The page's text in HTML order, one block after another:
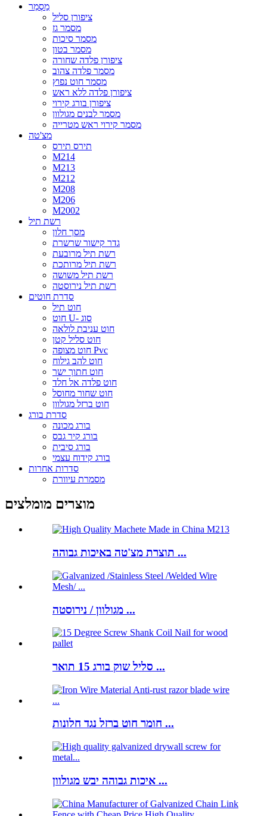
מַסְמֵר
ציפורן סליל
מסמר גז
מסמר סיכות
מסמר בטון
ציפורן פלדה שחורה
מסמר פלדה צהוב
מסמר חוט נפוץ
ציפורן פלדה ללא ראש
ציפורן בורג קירוי
מסמר לבנים מגולוון
מסמר קירוי ראש מטרייה
מצ'טה
תירס תירס
M214
M213
M212
M208
M206
M2002
רשת תיל
מסך חלון
גדר קישור שרשרת
רשת תיל מרובעת
רשת תיל מרותכת
רשת תיל משושה
רשת תיל נירוסטה
סדרת חוטים
חוט תיל
חוט U- סוג
חוט עניבת לולאה
חוט סליל קטן
חוט מצופה Pvc
חוט להב גילוח
חוט חתוך ישר
חוט פלדה אל חלד
חוט שחור מחוסל
חוט ברזל מגולוון
סדרת בורג
בורג מכונה
בורג קיר גבס
בורג סיבית
בורג קידוח עצמי
סדרות אחרות
מסמרת עיוורת
מוצרים מומלצים
תוצרת מצ'טה באיכות גבוהה ...
מגולוון / נירוסטה ...
סליל שוק בורג 15 תואר ...
חומר חוט ברזל נגד חלונות ...
איכות גבוהה יבש מגולוון ...